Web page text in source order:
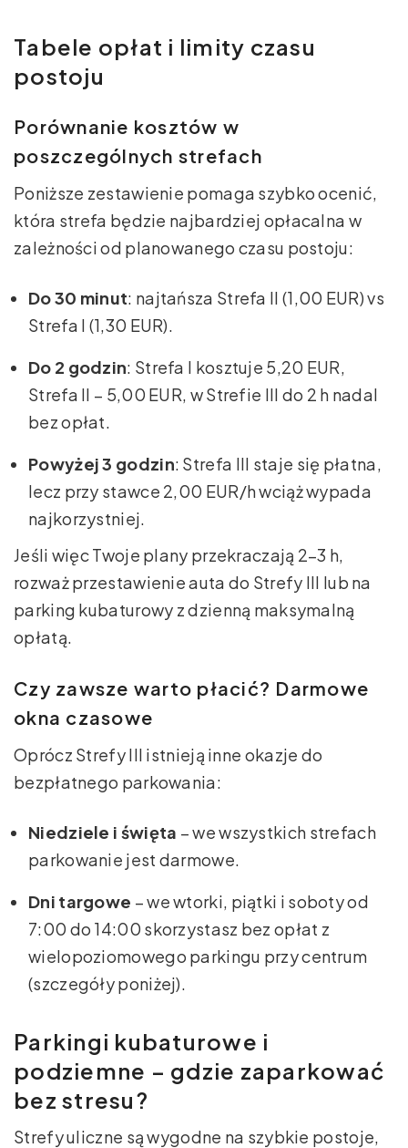
Tabele opłat i limity czasu
postoju
Porównanie kosztów w
poszczególnych strefach
Poniższe zestawienie pomaga szybko ocenić,
która strefa będzie najbardziej opłacalna w
zależności od planowanego czasu postoju:
Do 30 minut: najtańsza Strefa II (1,00 EUR) vs
Strefa I (1,30 EUR).
Do 2 godzin: Strefa I kosztuje 5,20 EUR,
Strefa II – 5,00 EUR, w Strefie III do 2 h nadal
bez opłat.
Powyżej 3 godzin: Strefa III staje się płatna,
lecz przy stawce 2,00 EUR/h wciąż wypada
najkorzystniej.
Jeśli więc Twoje plany przekraczają 2–3 h,
rozważ przestawienie auta do Strefy III lub na
parking kubaturowy z dzienną maksymalną
opłatą.
Czy zawsze warto płacić? Darmowe
okna czasowe
Oprócz Strefy III istnieją inne okazje do
bezpłatnego parkowania:
Niedziele i święta – we wszystkich strefach
parkowanie jest darmowe.
Dni targowe – we wtorki, piątki i soboty od
7:00 do 14:00 skorzystasz bez opłat z
wielopoziomowego parkingu przy centrum
(szczegóły poniżej).
Parkingi kubaturowe i
podziemne – gdzie zaparkować
bez stresu?
Strefy uliczne są wygodne na szybkie postoje,